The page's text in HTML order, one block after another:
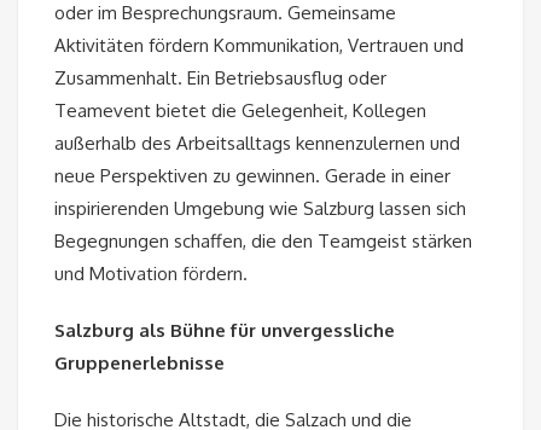
oder im Besprechungsraum. Gemeinsame
Aktivitäten fördern Kommunikation, Vertrauen und
Zusammenhalt. Ein Betriebsausflug oder
Teamevent bietet die Gelegenheit, Kollegen
außerhalb des Arbeitsalltags kennenzulernen und
neue Perspektiven zu gewinnen. Gerade in einer
inspirierenden Umgebung wie Salzburg lassen sich
Begegnungen schaffen, die den Teamgeist stärken
und Motivation fördern.
Salzburg als Bühne für unvergessliche
Gruppenerlebnisse
Die historische Altstadt, die Salzach und die